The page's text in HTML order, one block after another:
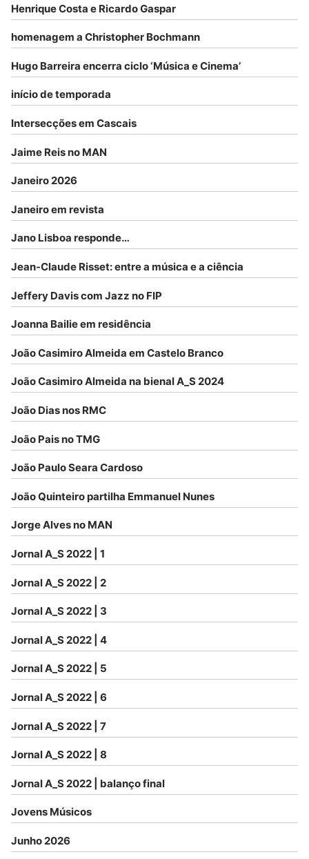
Henrique Costa e Ricardo Gaspar
homenagem a Christopher Bochmann
Hugo Barreira encerra ciclo ‘Música e Cinema’
início de temporada
Intersecções em Cascais
Jaime Reis no MAN
Janeiro 2026
Janeiro em revista
Jano Lisboa responde…
Jean-Claude Risset: entre a música e a ciência
Jeffery Davis com Jazz no FIP
Joanna Bailie em residência
João Casimiro Almeida em Castelo Branco
João Casimiro Almeida na bienal A_S 2024
João Dias nos RMC
João Pais no TMG
João Paulo Seara Cardoso
João Quinteiro partilha Emmanuel Nunes
Jorge Alves no MAN
Jornal A_S 2022 | 1
Jornal A_S 2022 | 2
Jornal A_S 2022 | 3
Jornal A_S 2022 | 4
Jornal A_S 2022 | 5
Jornal A_S 2022 | 6
Jornal A_S 2022 | 7
Jornal A_S 2022 | 8
Jornal A_S 2022 | balanço final
Jovens Músicos
Junho 2026